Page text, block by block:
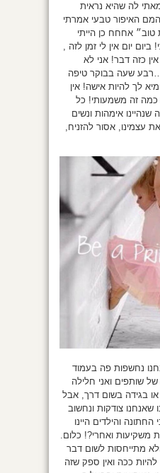
לה שהיא נראית
האיפור טבעי אמרתי
טוב״ אחחח כן הייתי
יום אין לי זמן לזה ,
כזה דבר! אני לא
שעה בבוקר טיפה
לך להיות אישה! אין
זה משמעותי! כל
אימהות ונשים
עצמינו, אסור להזניח,
נחשפות פה בעמוד
שותפים ואני חלילה
בגידה בשום דרך, אבל
צודקות ונחשוב
והילדים היינו
משקיעות ואחרי?! כלום.
מתייחסות לשום דבר
ככה ואין ספק שזה